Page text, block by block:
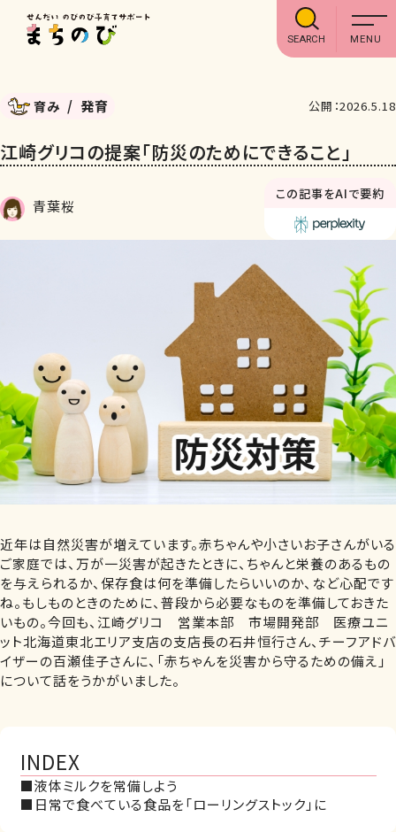
SEARCH
育み 発育 公開：2026.5.18
江崎グリコの提案「防災のためにできること」
青葉桜
この記事をAIで要約
近年は自然災害が増えています。赤ちゃんや小さいお子さんがいる
ご家庭では、万が一災害が起きたときに、ちゃんと栄養のあるもの
を与えられるか、保存食は何を準備したらいいのか、など心配です
ね。もしものときのために、普段から必要なものを準備しておきた
いもの。今回も、江崎グリコ 営業本部 市場開発部 医療ユニ
ット北海道東北エリア支店の支店長の石井恒行さん、チーフアドバ
イザーの百瀬佳子さんに、「赤ちゃんを災害から守るための備え」
について話をうかがいました。
INDEX
■液体ミルクを常備しよう
■日常で食べている食品を「ローリングストック」に